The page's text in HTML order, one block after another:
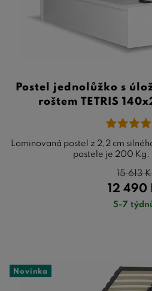
Postel jednolůžko s
roštem TETRIS
Laminovaná postel z 2,2 cm
postele je 200 Kg.
12 490
15 613
5-7
Novinka